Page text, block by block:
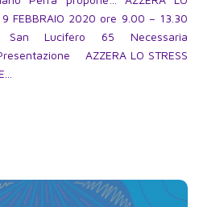
FEBBRAIO 2020 ore 9.00 – 13.30
San Lucifero 65 Necessaria
AZZERA LO STRESS